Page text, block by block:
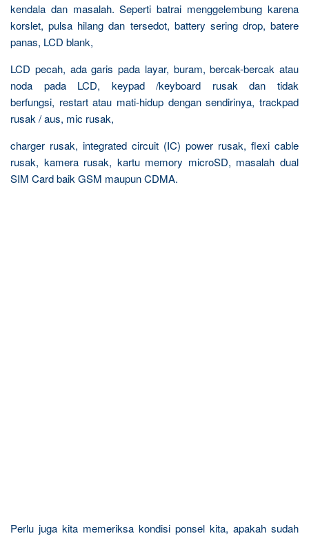
kendala dan masalah. Seperti batrai menggelembung karena
korslet, pulsa hilang dan tersedot, battery sering drop, batere
panas, LCD blank,
LCD pecah, ada garis pada layar, buram, bercak-bercak atau
noda pada LCD, keypad /keyboard rusak dan tidak
berfungsi, restart atau mati-hidup dengan sendirinya, trackpad
rusak / aus, mic rusak,
charger rusak, integrated circuit (IC) power rusak, flexi cable
rusak, kamera rusak, kartu memory microSD, masalah dual
SIM Card baik GSM maupun CDMA.
Perlu juga kita memeriksa kondisi ponsel kita, apakah sudah